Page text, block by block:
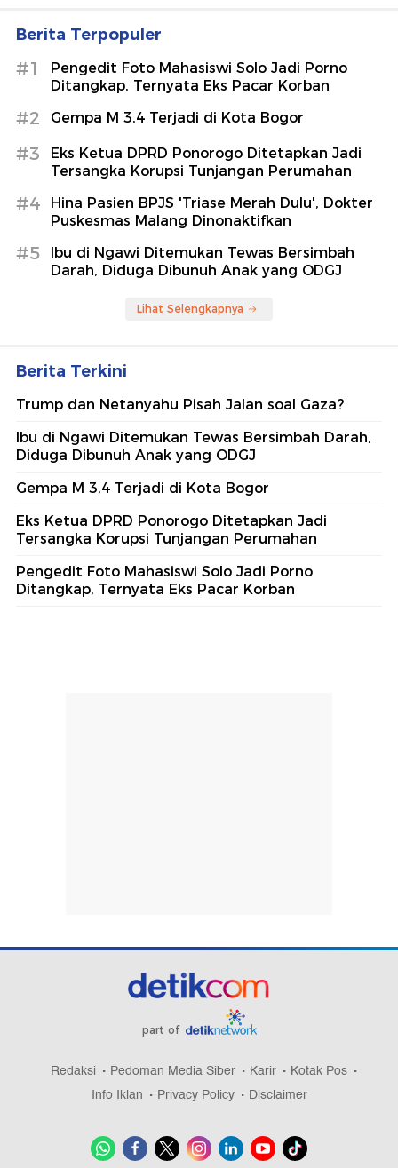
Berita Terpopuler
#1
Pengedit Foto Mahasiswi Solo Jadi Porno
Ditangkap, Ternyata Eks Pacar Korban
#2 Gempa M 3,4 Terjadi di Kota Bogor
#3
Eks Ketua DPRD Ponorogo Ditetapkan Jadi
Tersangka Korupsi Tunjangan Perumahan
#4
Hina Pasien BPJS 'Triase Merah Dulu', Dokter
Puskesmas Malang Dinonaktifkan
#5
Ibu di Ngawi Ditemukan Tewas Bersimbah
Darah, Diduga Dibunuh Anak yang ODGJ
Lihat Selengkapnya
Berita Terkini
Trump dan Netanyahu Pisah Jalan soal Gaza?
Ibu di Ngawi Ditemukan Tewas Bersimbah Darah,
Diduga Dibunuh Anak yang ODGJ
Gempa M 3,4 Terjadi di Kota Bogor
Eks Ketua DPRD Ponorogo Ditetapkan Jadi
Tersangka Korupsi Tunjangan Perumahan
Pengedit Foto Mahasiswi Solo Jadi Porno
Ditangkap, Ternyata Eks Pacar Korban
part of
Redaksi Pedoman Media Siber Karir
Kotak Pos
Info Iklan
Privacy Policy Disclaimer